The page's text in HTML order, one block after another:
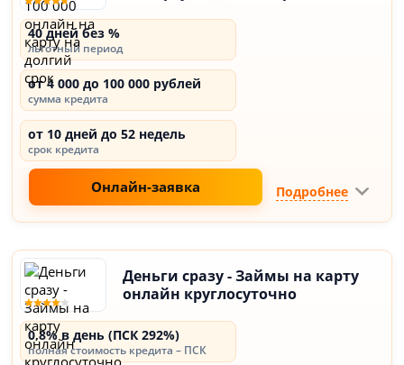
40 дней без %
льготный период
от 4 000 до 100 000 рублей
сумма кредита
от 10 дней до 52 недель
срок кредита
Онлайн-заявка Подробнее
Деньги сразу - Займы на карту
онлайн круглосуточно
0,8% в день (ПСК 292%)
полная стоимость кредита – ПСК